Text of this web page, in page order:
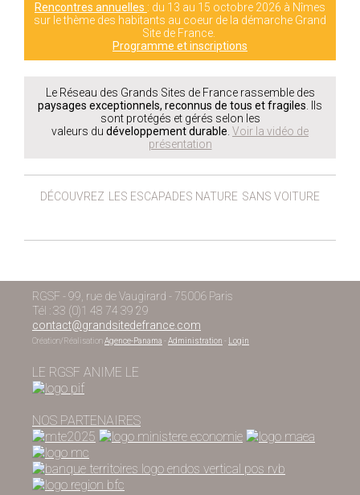
Rencontres annuelles : du 13 au 15 octobre 2026 à Nîmes
sur le thème des habitants au coeur de la démarche Grand
Site de France.
Programme et inscriptions
Le Réseau des Grands Sites de France rassemble des
paysages exceptionnels, reconnus de tous et fragiles . Ils
sont protégés et gérés selon les
valeurs du développement durable Voir la vidéo de
présentation
DÉCOUVREZ LES ESCAPADES NATURE SANS VOITURE
RGSF - 99, rue de Vaugirard - 75006 Paris
Tél : 33 (0)1 48 74 39 29
contact@grandsitedefrance.com
Création/RéalisationAgence-Panama - Administration - Login
LE RGSF ANIME LE
NOS PARTENAIRES